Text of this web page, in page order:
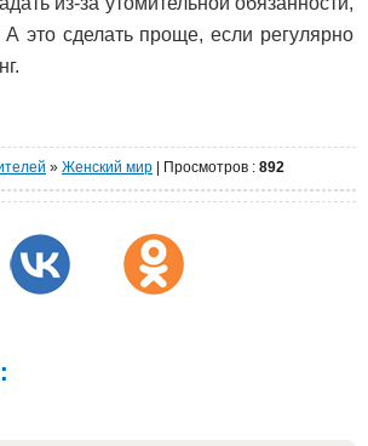
А это сделать проще, если регулярно
» Женский мир Просмотров : 892